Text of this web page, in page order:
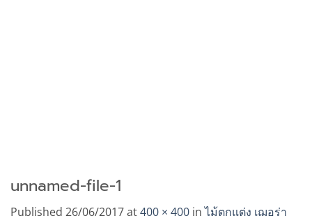
unnamed-file-1
Published 26/06/2017at400 × 400 inไม้ตกแต่ง เฌอร่า